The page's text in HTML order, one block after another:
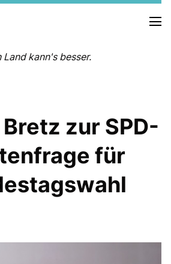
Land kann's besser.
LANDESVORSTAND
ORGANISATION
KREISVERBÄNDE
zur SPD-
für